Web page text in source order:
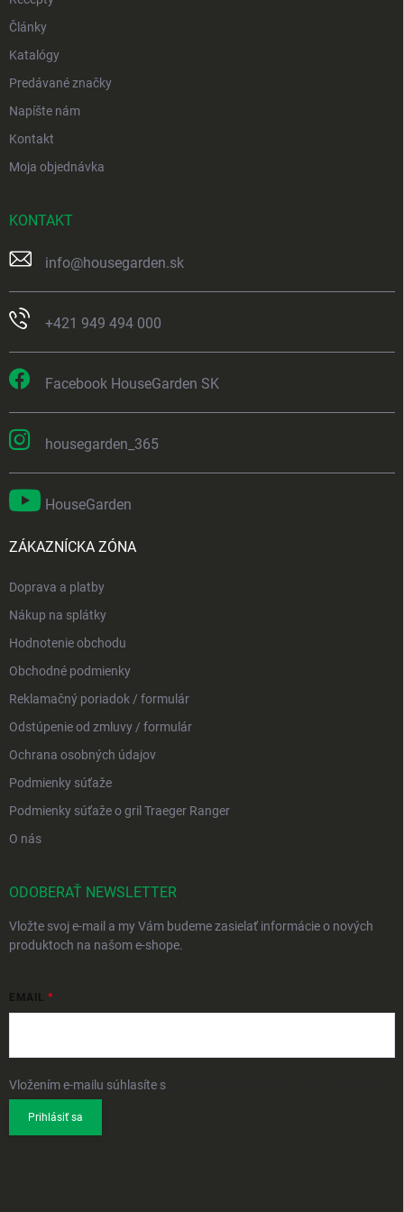
Články
Katalógy
Predávané značky
Napíšte nám
Kontakt
Moja objednávka
KONTAKT
info@housegarden.sk
+421 949 494 000
Facebook HouseGarden SK
housegarden_365
HouseGarden
ZÁKAZNÍCKA ZÓNA
Doprava a platby
Nákup na splátky
Hodnotenie obchodu
Obchodné podmienky
Reklamačný poriadok / formulár
Odstúpenie od zmluvy / formulár
Ochrana osobných údajov
Podmienky súťaže
Podmienky súťaže o gril Traeger Ranger
O nás
ODOBERAŤ NEWSLETTER
Vložte svoj e-mail a my Vám budeme zasielať informácie o nových
produktoch na našom e-shope.
EMAIL
Vložením e-mailu súhlasíte s
Prihlásiť sa